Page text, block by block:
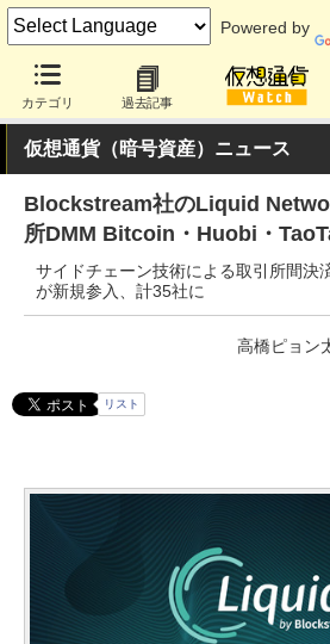
Powered by
カテゴリ 過去記事
仮想通貨（暗号資産）ニュース
Blockstream社のLiquid
所DMM Bitcoin・Huobi・
サイドチェーン技術による取引所間決
が新規参入、計35社に
高橋ピョン
リスト